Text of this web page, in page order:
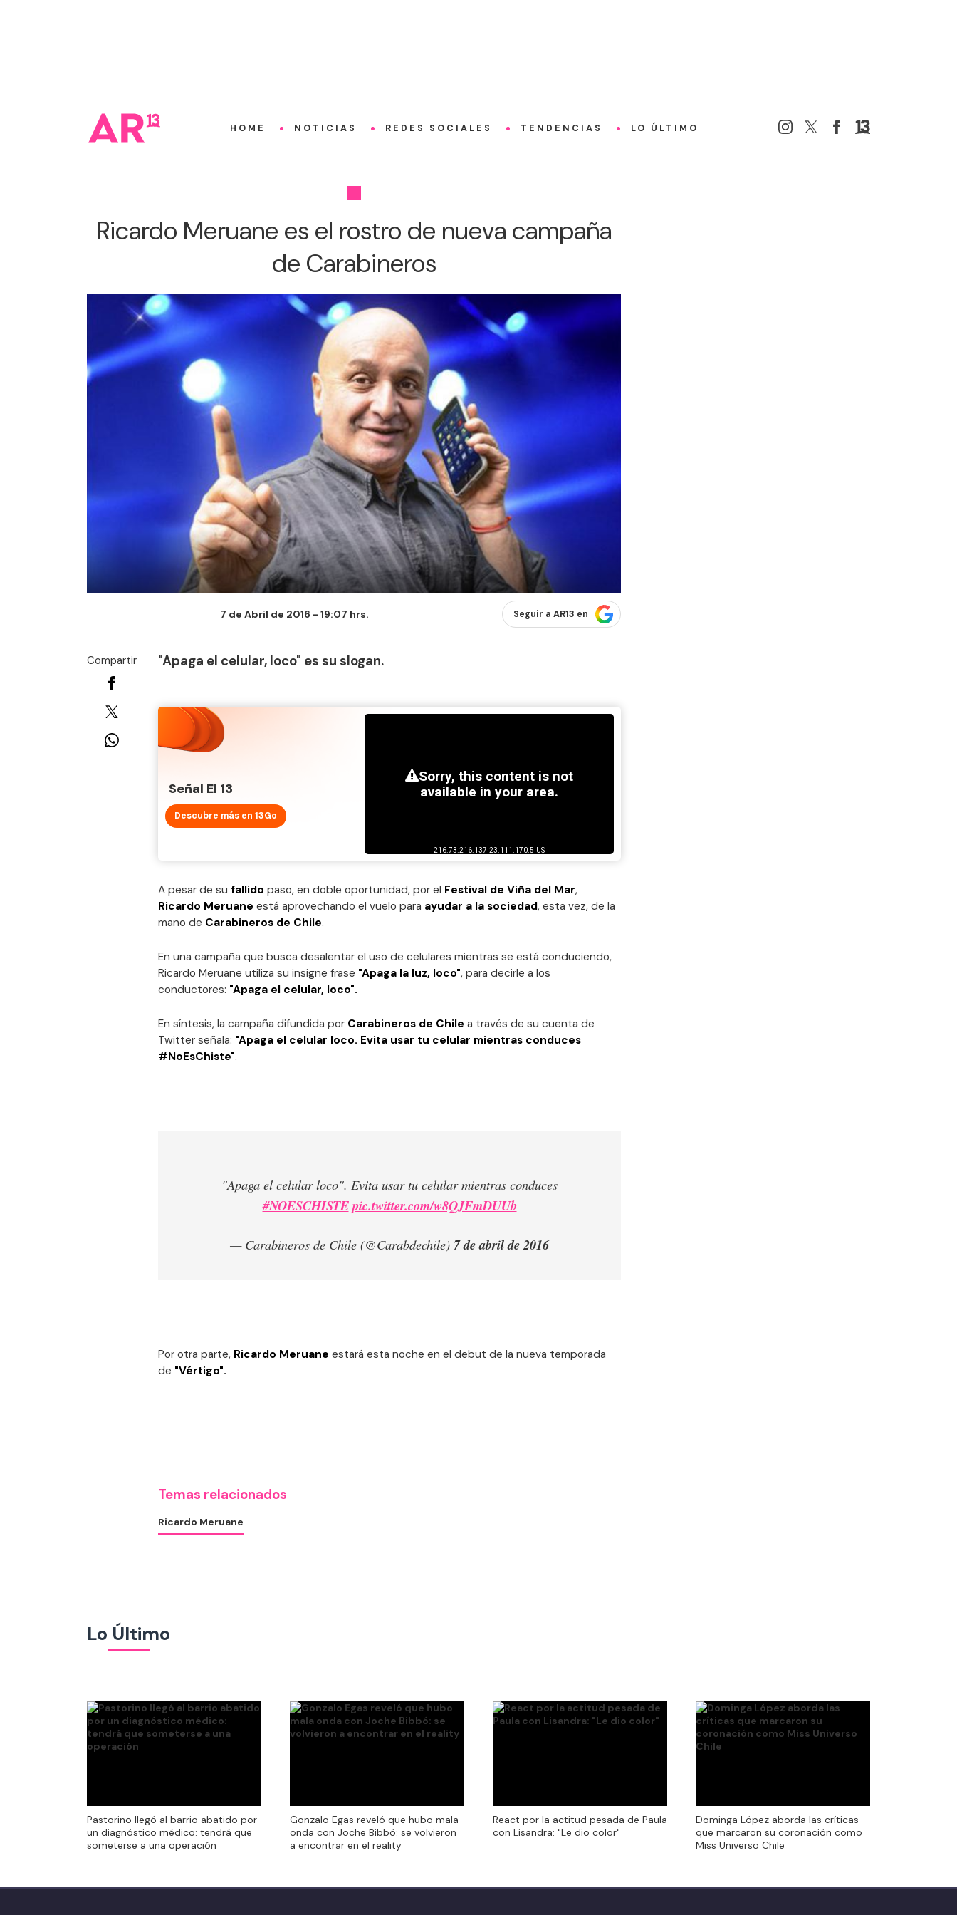
HOME NOTICIAS REDES SOCIALES TENDENCIAS LO ÚLTIMO
Ricardo Meruane es el rostro de nueva campaña
de Carabineros
7 de Abril de 2016 - 19:07 hrs. Seguir a AR13 en
Compartir "Apaga el celular, loco" es su slogan.
Señal El 13
Descubre más en 13Go
A pesar de su fallido paso, en doble oportunidad, por el Festival de Viña del Mar,
Ricardo Meruane está aprovechando el vuelo para ayudar a la sociedad, esta vez, de la
mano de Carabineros de Chile.
En una campaña que busca desalentar el uso de celulares mientras se está conduciendo,
Ricardo Meruane utiliza su insigne frase "Apaga la luz, loco", para decirle a los
conductores: "Apaga el celular, loco".
En síntesis, la campaña difundida por Carabineros de Chile a través de su cuenta de
Twitter señala: "Apaga el celular loco. Evita usar tu celular mientras conduces
#NoEsChiste".
"Apaga el celular loco". Evita usar tu celular mientras conduces
#NOESCHISTEpic.twitter.com/w8QJFmDUUb
— Carabineros de Chile (@Carabdechile) 7 de abril de 2016
Por otra parte, Ricardo Meruane estará esta noche en el debut de la nueva temporada
de "Vértigo".
Temas relacionados
Ricardo Meruane
Lo Último
un diagnóstico médico: tendrá que
someterse a una operación
Pastorino llegó al barrio abatido por
un diagnóstico médico: tendrá que
someterse a una operación
onda con Joche Bibbó: se volvieron
a encontrar en el reality
Gonzalo Egas reveló que hubo mala
onda con Joche Bibbó: se volvieron
a encontrar en el reality
con Lisandra: "Le dio color"
React por la actitud pesada de Paula
con Lisandra: "Le dio color"
que marcaron su coronación como
Miss Universo Chile
Dominga López aborda las críticas
que marcaron su coronación como
Miss Universo Chile